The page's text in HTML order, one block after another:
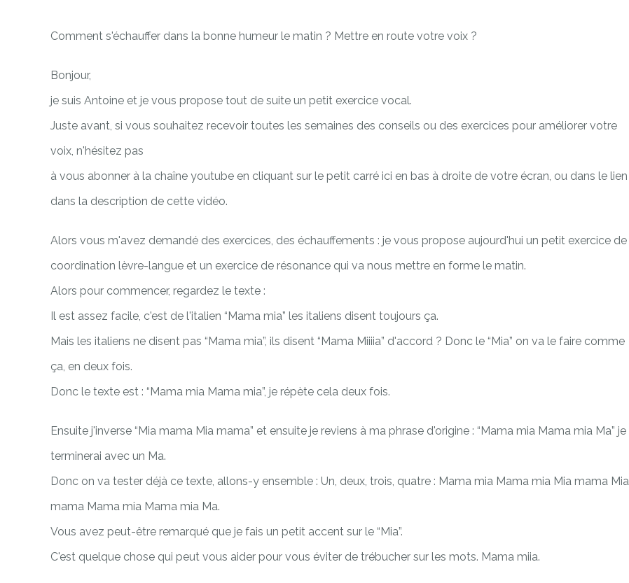
Comment s'échauffer dans la bonne humeur le matin ? Mettre en route votre voix ?
Bonjour,
je suis Antoine et je vous propose tout de suite un petit exercice vocal.
Juste avant, si vous souhaitez recevoir toutes les semaines des conseils ou des exercices pour améliorer votre
voix, n'hésitez pas
à vous abonner à la chaîne youtube en cliquant sur le petit carré ici en bas à droite de votre écran, ou dans le lien
dans la description de cette vidéo.
Alors vous m'avez demandé des exercices, des échauffements : je vous propose aujourd'hui un petit exercice de
coordination lèvre-langue et un exercice de résonance qui va nous mettre en forme le matin.
Alors pour commencer, regardez le texte :
Il est assez facile, c'est de l'italien “Mama mia” les italiens disent toujours ça.
Mais les italiens ne disent pas “Mama mia”, ils disent “Mama Miiiia” d'accord ? Donc le “Mia” on va le faire comme
ça, en deux fois.
Donc le texte est : “Mama mia Mama mia”, je répète cela deux fois.
Ensuite j'inverse “Mia mama Mia mama” et ensuite je reviens à ma phrase d'origine : “Mama mia Mama mia Ma” je
terminerai avec un Ma.
Donc on va tester déjà ce texte, allons-y ensemble : Un, deux, trois, quatre : Mama mia Mama mia Mia mama Mia
mama Mama mia Mama mia Ma.
Vous avez peut-être remarqué que je fais un petit accent sur le “Mia”.
C'est quelque chose qui peut vous aider pour vous éviter de trébucher sur les mots. Mama miia.